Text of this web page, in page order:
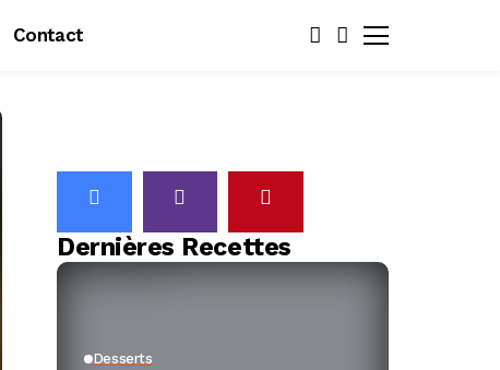
Contact
Dernières Recettes
Desserts